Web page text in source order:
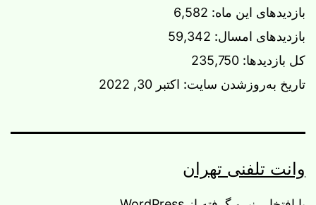
بازدیدهای این ماه: 6,582
بازدیدهای امسال: 59,342
کل بازدیدها: 235,750
تاریخ به‌روزشدن سایت: اکتبر 30, 2022
وانت تلفنی تهران